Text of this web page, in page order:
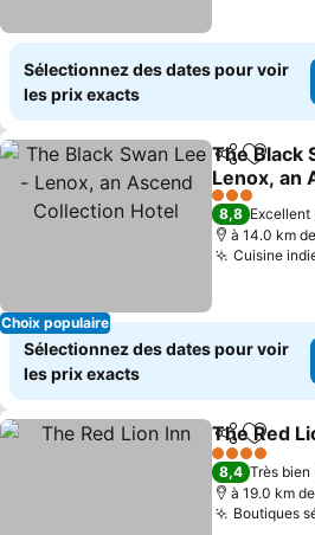
Sélectionnez des dates pour voir
les prix exacts
Choix populaire
Partager
The Black
Lenox, an
Collection
Consulter
3 Étoiles
8,8 Excellent
à 14.0 km
Cuisine
Sélectionnez des dates pour voir
les prix exacts
Partager
The Red
4 Étoiles
8,4 Très bien
à 19.0 km
Boutiques